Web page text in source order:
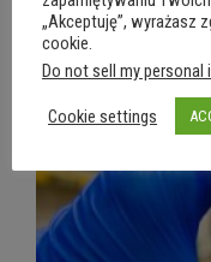
działania witaminy C,
„Akceptuję”, wyrażasz
cookie.
Do not sell my personal
Cookie settings